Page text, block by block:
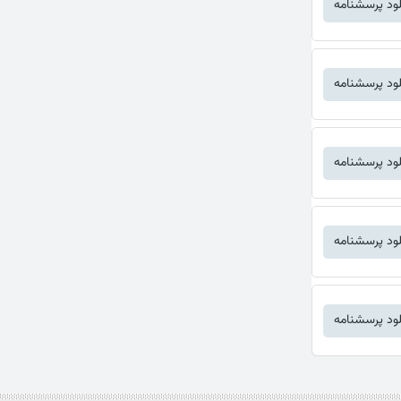
پرسشنامه
پرسشنامه
پرسشنامه
پرسشنامه
پرسشنامه